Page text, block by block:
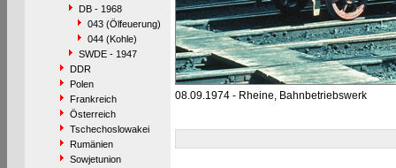
DB - 1968
043 (Ölfeuerung)
044 (Kohle)
SWDE - 1947
DDR
Polen
Frankreich
Österreich
Tschechoslowakei
Rumänien
Sowjetunion
08.09.1974 - Rheine, Bahnbetriebswerk